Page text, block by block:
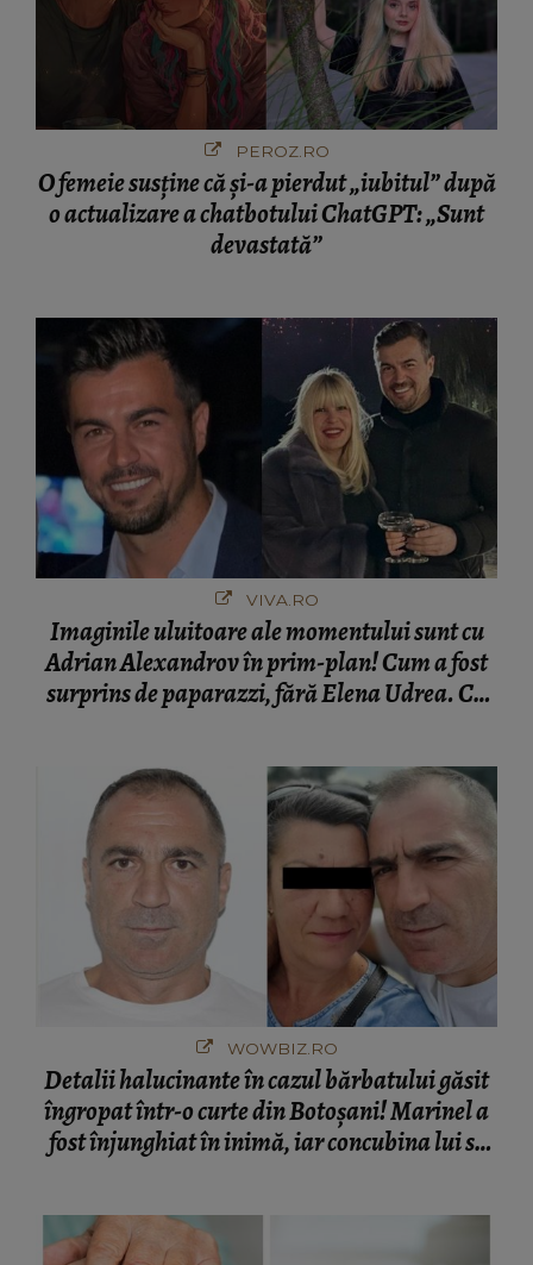
PEROZ.RO
O femeie susține că și-a pierdut „iubitul” după
o actualizare a chatbotului ChatGPT: „Sunt
devastată”
VIVA.RO
Imaginile uluitoare ale momentului sunt cu
Adrian Alexandrov în prim-plan! Cum a fost
surprins de paparazzi, fără Elena Udrea. Cu
WOWBIZ.RO
Detalii halucinante în cazul bărbatului găsit
îngropat într-o curte din Botoșani! Marinel a
fost înjunghiat în inimă, iar concubina lui se